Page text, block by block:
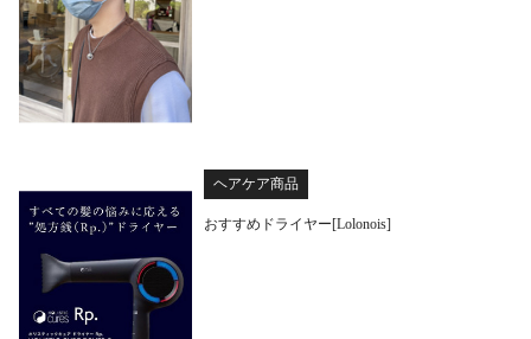
ヘアケア商品
おすすめドライヤー[Lolonois]